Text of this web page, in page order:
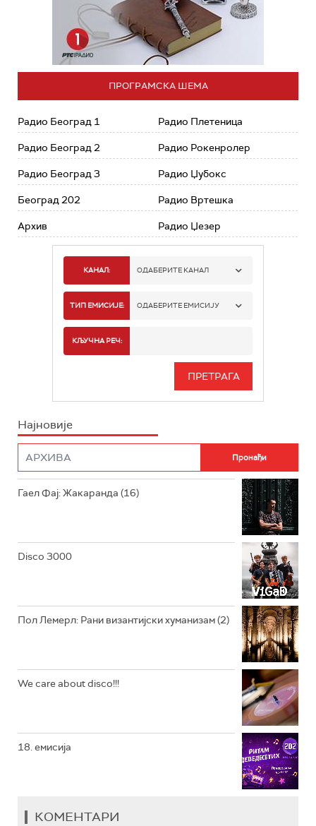
ПРОГРАМСКА ШЕМА
Радио Београд 1
Радио Београд 2
Радио Београд 3
Београд 202
Архив
Радио Плетеница
Радио Рокенролер
Радио Џубокс
Радио Вртешка
Радио Џезер
КАНАЛ: ОДАБЕРИТЕ КАНАЛ
РАДИО БЕОГРАД 1
РАДИО БЕОГРАД 3
РАДИО РОКЕНРОЛЕР
РАДИО ЏЕЗЕР
ТИП ЕМИСИЈЕ: ОДАБЕРИТЕ ЕМИСИЈУ
ИНФО
КЉУЧНА РЕЧ:
Најновије
Гаел Фај: Жакаранда (16)
Disco 3000
Пол Лемерл: Рани византијски хуманизам (2)
We care about disco!!!
18. емисија
КОМЕНТАРИ